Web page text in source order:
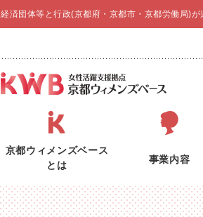
経済団体等と行政(京都府・京都市・京都労働局)
京都ウィメンズベース
とは
事業内容